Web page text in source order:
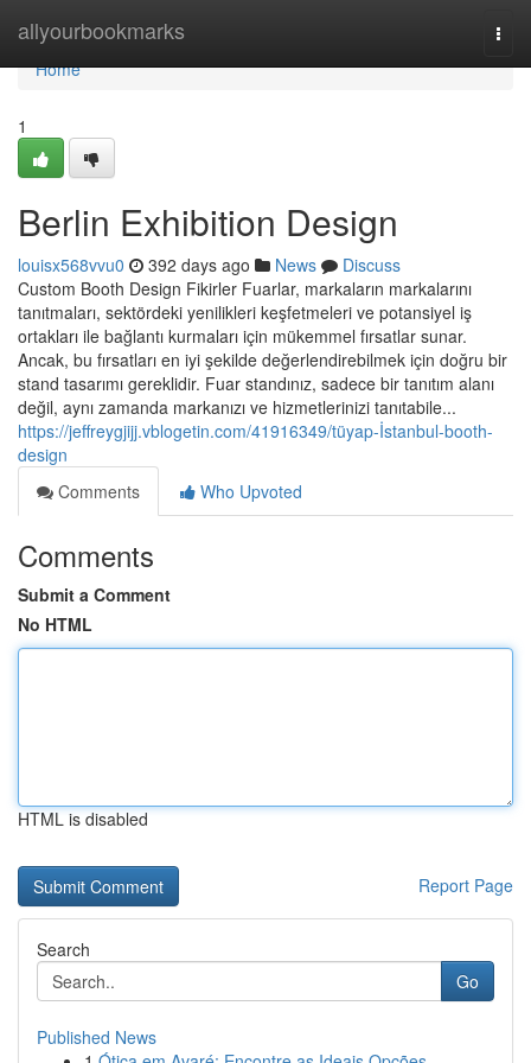
allyourbookmarks
Home
Home
1
Berlin Exhibition Design
louisx568vvu0 392 days ago News
Discuss
Custom Booth Design Fikirler Fuarlar, markaların markalarını
tanıtmaları, sektördeki yenilikleri keşfetmeleri ve potansiyel iş
ortakları ile bağlantı kurmaları için mükemmel fırsatlar sunar.
Ancak, bu fırsatları en iyi şekilde değerlendirebilmek için doğru bir
stand tasarımı gereklidir. Fuar standınız, sadece bir tanıtım alanı
değil, aynı zamanda markanızı ve hizmetlerinizi tanıtabile...
https://jeffreygjijj.vblogetin.com/41916349/tüyap-İstanbul-booth-
design
Comments
Who Upvoted
Comments
Submit a Comment
No HTML
HTML is disabled
Report Page
Search
Go
Published News